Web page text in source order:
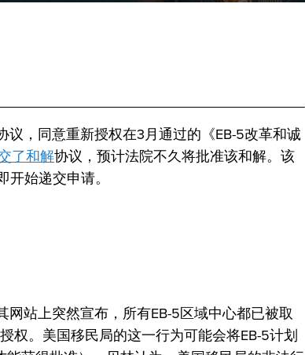
，同意重新授权在3月通过的《EB-5改革和诚
了和解协议，预计法院不久将批准该和解。该
始递交申请。
网站上突然宣布，所有EB-5区域中心都已被取
权。美国移民局的这一行为可能会将EB-5计划